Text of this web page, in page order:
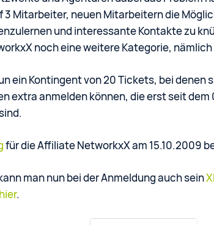
3 Mitarbeiter, neuen Mitarbeitern die
und interessante Kontakte zu
noch eine weitere Kategorie, nämlich
ein Kontingent von 20 Tickets, bei
extra anmelden können, die erst seit
für die Affiliate NetworkxX am 15.10.2009
man nun bei der Anmeldung auch sein
hier.